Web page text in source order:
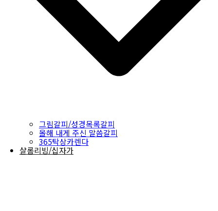
그림갈피/성경목록갈피
올해 내게 주신 말씀갈피
365탁상카렌다
샬롬리빙/십자가